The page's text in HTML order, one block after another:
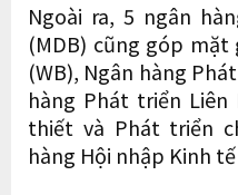
Ngoài ra, 5 ngân
(MDB) cũng góp mặt
(WB), Ngân hàng
hàng Phát triển Liên
thiết và Phát triển
hàng Hội nhập Kinh